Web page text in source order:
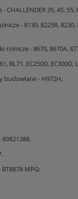
CHALLENDER 35, 45, 55,
- 8130, 8225R,
rolnicze - 8670, 8670A,
BL71, EC250D, EC300D,
budowlane - H972H,
89821388,
BT8878-MPG;